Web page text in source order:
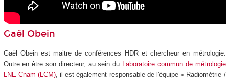
Gaël Obein
Gaël Obein est maitre de conférences HDR et chercheur en métrologie.
Outre en être son directeur, au sein du Laboratoire commun de métrologie
LNE-Cnam (LCM), il est également responsable de l'équipe « Radiométrie /